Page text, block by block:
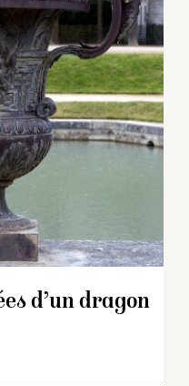
d’un dragon